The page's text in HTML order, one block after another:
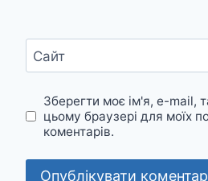
Сайт
Зберегти моє ім'я, e-mail,
цьому браузері для моїх
коментарів.